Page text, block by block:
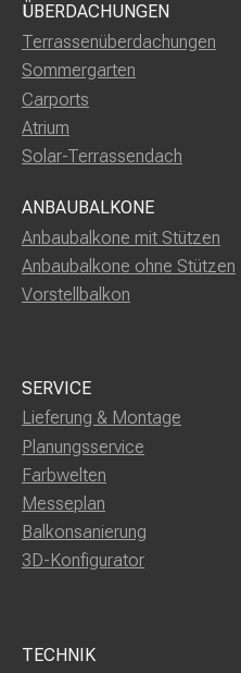
ÜBERDACHUNGEN
Terrassenüberdachungen
Sommergarten
Carports
Atrium
Solar-Terrassendach
ANBAUBALKONE
Anbaubalkone mit Stützen
Anbaubalkone ohne Stützen
Vorstellbalkon
SERVICE
Lieferung & Montage
Planungsservice
Farbwelten
Messeplan
Balkonsanierung
3D-Konfigurator
TECHNIK